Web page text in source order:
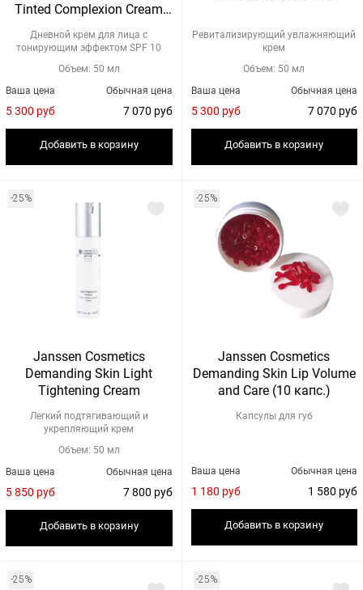
Tinted Complexion Cream
Medium
Дневной крем для лица c
тонирующим эффектом SPF 10
Объем: 50 мл
Обычная цена
7 070 руб
Ваша цена
5 300 руб
Добавить в корзину
Ревитализирующий увлажняющий
крем
Объем: 50 мл
Обычная цена
7 070 руб
Ваша цена
5 300 руб
Добавить в корзину
-25%
Janssen Cosmetics
Demanding Skin Light
Tightening Cream
Легкий подтягивающий и
укрепляющий крем
Объем: 50 мл
Обычная цена
7 800 руб
Ваша цена
5 850 руб
Добавить в корзину
-25%
Janssen Cosmetics
Demanding Skin Lip Volume
and Care (10 капс.)
Капсулы для губ
Обычная цена
1 580 руб
Ваша цена
1 180 руб
Добавить в корзину
-25% -25%